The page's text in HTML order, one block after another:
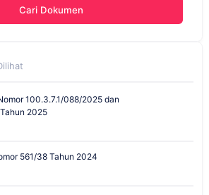
Cari Dokumen
100.3.7.1/088/2025 dan
2025
561/38 Tahun 2024